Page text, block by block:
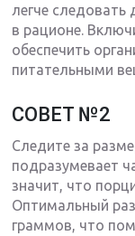
легче следовать
в рационе.
обеспечить
питательными
СОВЕТ №2
Следите за
подразумевает
значит, что
Оптимальный
граммов, что